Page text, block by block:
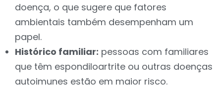
doença, o que sugere que fatores
ambientais também desempenham um
papel.
Histórico familiar: pessoas com familiares
que têm espondiloartrite ou outras doenças
autoimunes estão em maior risco.